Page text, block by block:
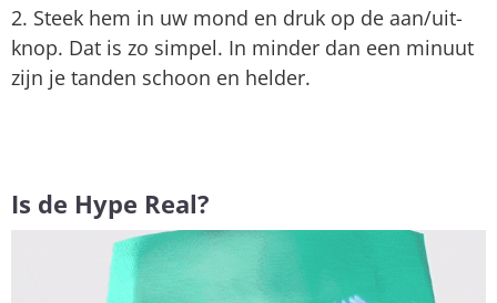
2. Steek hem in uw mond en druk op de aan/uit-
knop. Dat is zo simpel. In minder dan een minuut
zijn je tanden schoon en helder.
Is de Hype Real?